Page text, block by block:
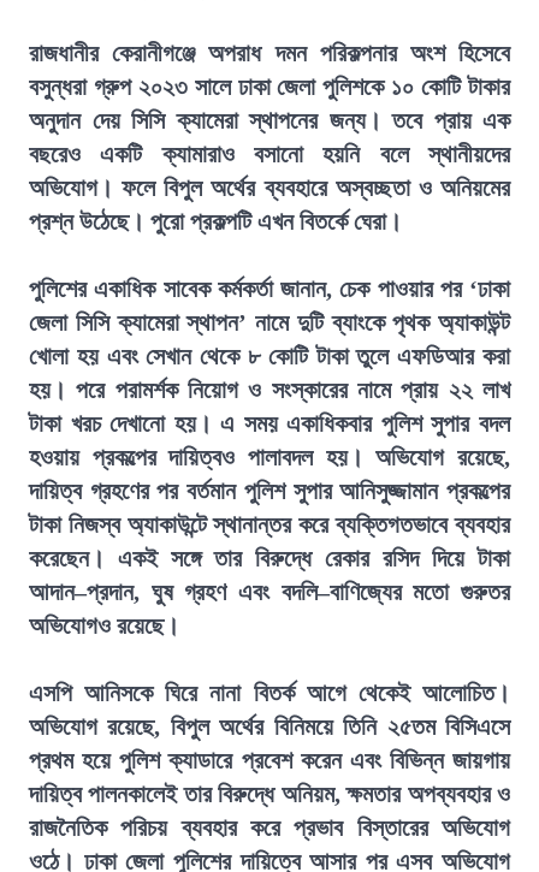
রাজধানীর কেরানীগঞ্জে অপরাধ দমন পরিকল্পনার অংশ হিসেবে
বসুন্ধরা গ্রুপ ২০২৩ সালে ঢাকা জেলা পুলিশকে ১০ কোটি টাকার
অনুদান দেয় সিসি ক্যামেরা স্থাপনের জন্য। তবে প্রায় এক
বছরেও একটি ক্যামারাও বসানো হয়নি বলে স্থানীয়দের
অভিযোগ। ফলে বিপুল অর্থের ব্যবহারে অস্বচ্ছতা ও অনিয়মের
প্রশ্ন উঠেছে। পুরো প্রকল্পটি এখন বিতর্কে ঘেরা।
পুলিশের একাধিক সাবেক কর্মকর্তা জানান, চেক পাওয়ার পর ‘ঢাকা
জেলা সিসি ক্যামেরা স্থাপন’ নামে দুটি ব্যাংকে পৃথক অ্যাকাউন্ট
খোলা হয় এবং সেখান থেকে ৮ কোটি টাকা তুলে এফডিআর করা
হয়। পরে পরামর্শক নিয়োগ ও সংস্কারের নামে প্রায় ২২ লাখ
টাকা খরচ দেখানো হয়। এ সময় একাধিকবার পুলিশ সুপার বদল
হওয়ায় প্রকল্পের দায়িত্বও পালাবদল হয়। অভিযোগ রয়েছে,
দায়িত্ব গ্রহণের পর বর্তমান পুলিশ সুপার আনিসুজ্জামান প্রকল্পের
টাকা নিজস্ব অ্যাকাউন্টে স্থানান্তর করে ব্যক্তিগতভাবে ব্যবহার
করেছেন। একই সঙ্গে তার বিরুদ্ধে রেকার রসিদ দিয়ে টাকা
আদান–প্রদান, ঘুষ গ্রহণ এবং বদলি–বাণিজ্যের মতো গুরুতর
অভিযোগও রয়েছে।
এসপি আনিসকে ঘিরে নানা বিতর্ক আগে থেকেই আলোচিত।
অভিযোগ রয়েছে, বিপুল অর্থের বিনিময়ে তিনি ২৫তম বিসিএসে
প্রথম হয়ে পুলিশ ক্যাডারে প্রবেশ করেন এবং বিভিন্ন জায়গায়
দায়িত্ব পালনকালেই তার বিরুদ্ধে অনিয়ম, ক্ষমতার অপব্যবহার ও
রাজনৈতিক পরিচয় ব্যবহার করে প্রভাব বিস্তারের অভিযোগ
ওঠে। ঢাকা জেলা পুলিশের দায়িত্বে আসার পর এসব অভিযোগ